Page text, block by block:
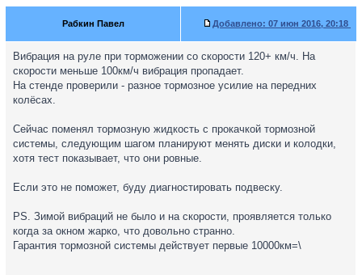
Рабкин Павел Добавлено: 07 июн 2016, 20:18
Вибрация на руле при торможении со скорости 120+ км/ч. На
скорости меньше 100км/ч вибрация пропадает.
На стенде проверили - разное тормозное усилие на передних
колёсах.
Сейчас поменял тормозную жидкость с прокачкой тормозной
системы, следующим шагом планируют менять диски и колодки,
хотя тест показывает, что они ровные.
Если это не поможет, буду диагностировать подвеску.
PS. Зимой вибраций не было и на скорости, проявляется только
когда за окном жарко, что довольно странно.
Гарантия тормозной системы действует первые 10000км=\